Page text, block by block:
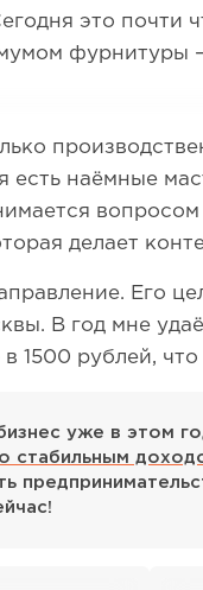
это почти
фурнитуры
есть наёмные
делает
Его
В год мне
1500 рублей,
уже в этом
стабильным